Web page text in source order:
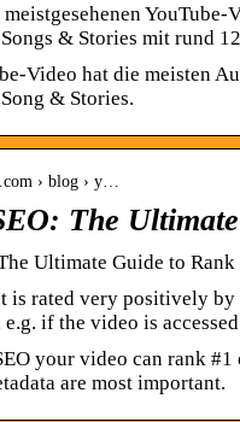
& Stories mit rund
Video hat die meisten
& Stories.
› blog › y…
The
Ultimate Guide to Rank
rated very positively by
e.g. if the video is
your video can rank
are most important.